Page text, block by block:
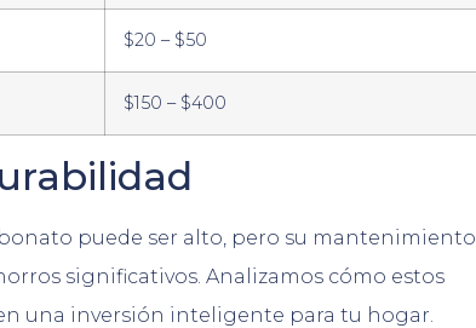
$20 – $50
$150 – $400
puede ser alto, pero su mantenimiento
significativos. Analizamos cómo estos
una inversión inteligente para tu hogar.